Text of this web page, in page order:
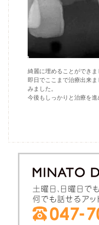
綺麗に埋めることができま
即日でここまで治療出来
みました。
今後もしっかりと治療を進